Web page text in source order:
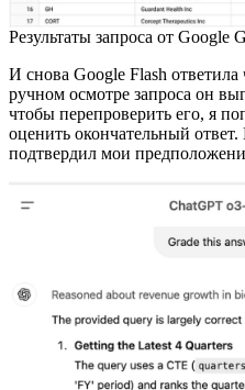
Результаты запроса от Google
И снова Google Flash ответила
ручном осмотре запроса он
чтобы перепроверить его, я
оценить окончательный
подтвердил мои